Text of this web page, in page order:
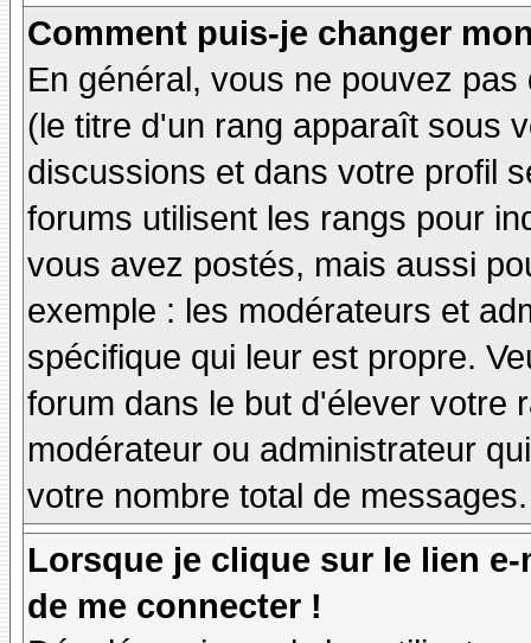
Comment puis-je changer
En général, vous ne pouvez
(le titre d'un rang apparaît sous
discussions et dans votre profil
forums utilisent les rangs pour
vous avez postés, mais aussi
exemple : les modérateurs et
spécifique qui leur est propre.
forum dans le but d'élever votre
modérateur ou administrateur
votre nombre total de messages.
Lorsque je clique sur le lien
de me connecter !